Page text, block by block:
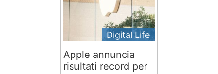
Digital Life
Apple annuncia
risultati record per